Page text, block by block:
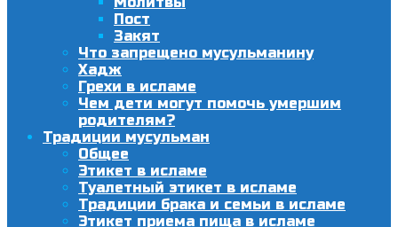
Пост
Закят
Что запрещено мусульманину
Хадж
Грехи в исламе
Чем дети могут помочь умершим
родителям?
Традиции мусульман
Общее
Этикет в исламе
Туалетный этикет в исламе
Традиции брака и семьи в исламе
Этикет приема пища в исламе